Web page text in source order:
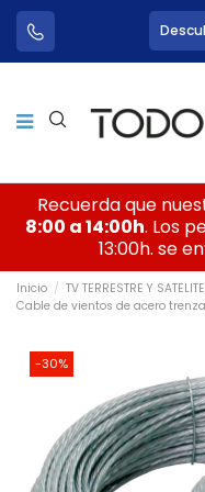
Recuerda que
8:00 a 14:00h. Los
13:00h. se
Inicio TV TERRESTRE Y SATELITE
Cable de vientos de acero
-30%